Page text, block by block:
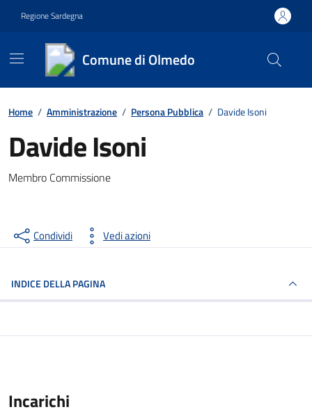
Regione Sardegna
Comune di Olmedo
Contenuti in evidenza
Home / Amministrazione / Persona Pubblica / Davide Isoni
Davide Isoni
Membro Commissione
Condividi Vedi azioni
INDICE DELLA PAGINA
Incarichi